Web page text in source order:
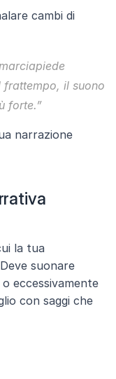
cambi di
il suono
forte.”
narrazione
la tua
suonare
eccessivamente
con saggi che